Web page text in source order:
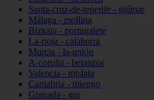
Santa-cruz-de-tenerife - güímar
Málaga - mollina
Bizkaia - portugalete
La-rioja - calahorra
Murcia - la-unión
A-coruña - betanzos
Valencia - mislata
Cantabria - miengo
Granada - gor